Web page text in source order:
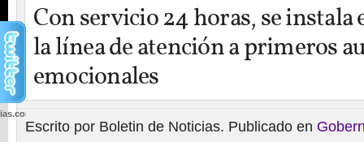
Con servicio 24 horas, se instala
la línea de atención a primeros
emocionales
Escrito por Boletin de Noticias. Publicado en
wp-